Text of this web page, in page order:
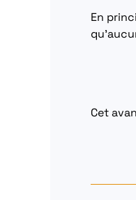
En
Cet